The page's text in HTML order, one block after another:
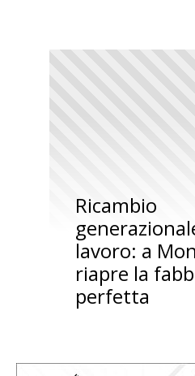
Ricambio
lavoro: a
riapre la
perfetta